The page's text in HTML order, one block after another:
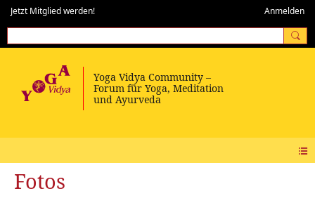
Jetzt Mitglied werden! Anmelden
Fotos